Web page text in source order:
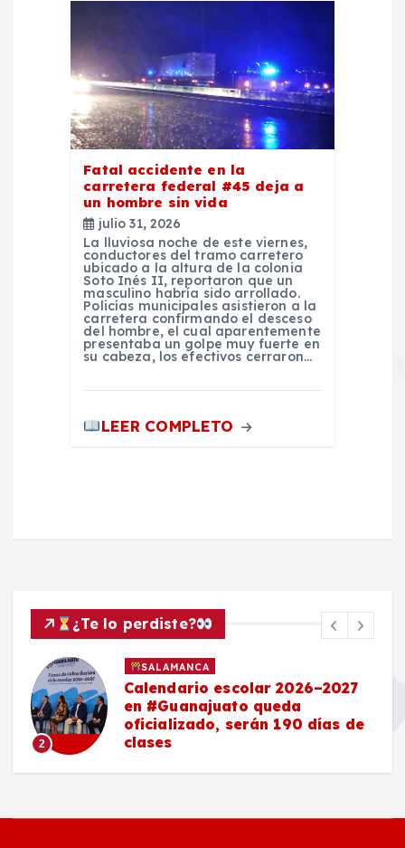
Fatal accidente en la
carretera federal #45 deja a
un hombre sin vida
julio 31, 2026
La lluviosa noche de este viernes,
conductores del tramo carretero
ubicado a la altura de la colonia
Soto Inés II, reportaron que un
masculino habría sido arrollado.
Policías municipales asistieron a la
carretera confirmando el desceso
del hombre, el cual aparentemente
presentaba un golpe muy fuerte en
su cabeza, los efectivos cerraron…
LEER COMPLETO
¿Te lo perdiste?
2
SALAMANCA
Calendario escolar 2026–2027
en #Guanajuato queda
oficializado, serán 190 días de
clases